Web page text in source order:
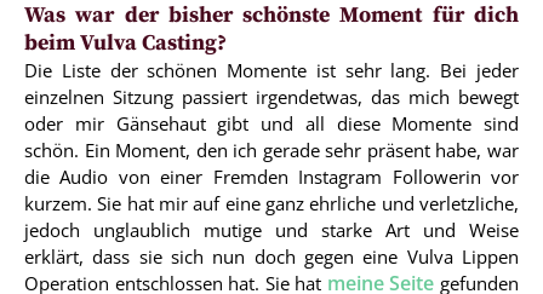
Was war der bisher schönste Moment für dich
beim Vulva Casting?
Die Liste der schönen Momente ist sehr lang. Bei jeder
einzelnen Sitzung passiert irgendetwas, das mich bewegt
oder mir Gänsehaut gibt und all diese Momente sind
schön. Ein Moment, den ich gerade sehr präsent habe, war
die Audio von einer Fremden Instagram Followerin vor
kurzem. Sie hat mir auf eine ganz ehrliche und verletzliche,
jedoch unglaublich mutige und starke Art und Weise
erklärt, dass sie sich nun doch gegen eine Vulva Lippen
Operation entschlossen hat. Sie hat meine Seite gefunden